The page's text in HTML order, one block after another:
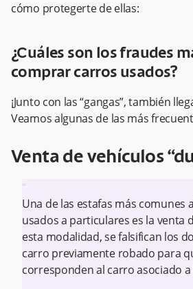
cómo protegerte de ellas:
¿Cuáles son los fraudes
comprar carros usados?
¡Junto con las “gangas”, también
Veamos algunas de las más
Venta de vehículos
“
Una de las estafas más comunes
usados a particulares es la venta
esta modalidad, se falsifican los
carro previamente robado para
corresponden al carro asociado a